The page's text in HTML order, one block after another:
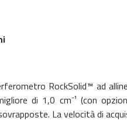
RockSolid™ ad
di 1,0 cm⁻¹ (con
La velocità di